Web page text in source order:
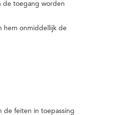
de toegang worden
hem onmiddellijk de
de feiten in toepassing